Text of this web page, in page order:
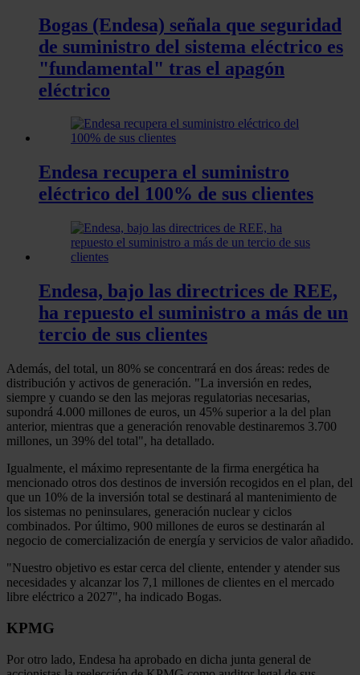
Bogas (Endesa) señala que seguridad
de suministro del sistema eléctrico es
"fundamental" tras el apagón
eléctrico
Endesa recupera el suministro
eléctrico del 100% de sus clientes
Endesa, bajo las directrices de REE,
ha repuesto el suministro a más de un
tercio de sus clientes
Además, del total, un 80% se concentrará en dos áreas: redes de
distribución y activos de generación. "La inversión en redes,
siempre y cuando se den las mejoras regulatorias necesarias,
supondrá 4.000 millones de euros, un 45% superior a la del plan
anterior, mientras que a generación renovable destinaremos 3.700
millones, un 39% del total", ha detallado.
Igualmente, el máximo representante de la firma energética ha
mencionado otros dos destinos de inversión recogidos en el plan, del
que un 10% de la inversión total se destinará al mantenimiento de
los sistemas no peninsulares, generación nuclear y ciclos
combinados. Por último, 900 millones de euros se destinarán al
negocio de comercialización de energía y servicios de valor añadido.
"Nuestro objetivo es estar cerca del cliente, entender y atender sus
necesidades y alcanzar los 7,1 millones de clientes en el mercado
libre eléctrico a 2027", ha indicado Bogas.
KPMG
Por otro lado, Endesa ha aprobado en dicha junta general de